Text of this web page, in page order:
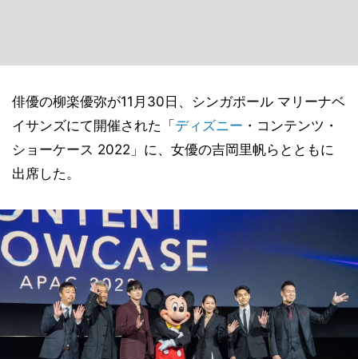
俳優の柳楽優弥が11月30日、シンガポール マリーナベ
イサンズにて開催された「 ディズニー ・コンテンツ・
ショーケース 2022」に、女優の吉岡里帆らとともに
出席した。